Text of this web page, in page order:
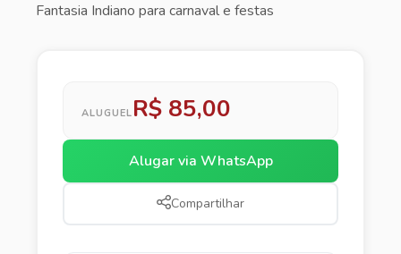
Fantasia Indiano para carnaval e festas
ALUGUEL R$ 85,00
Alugar via WhatsApp
Compartilhar